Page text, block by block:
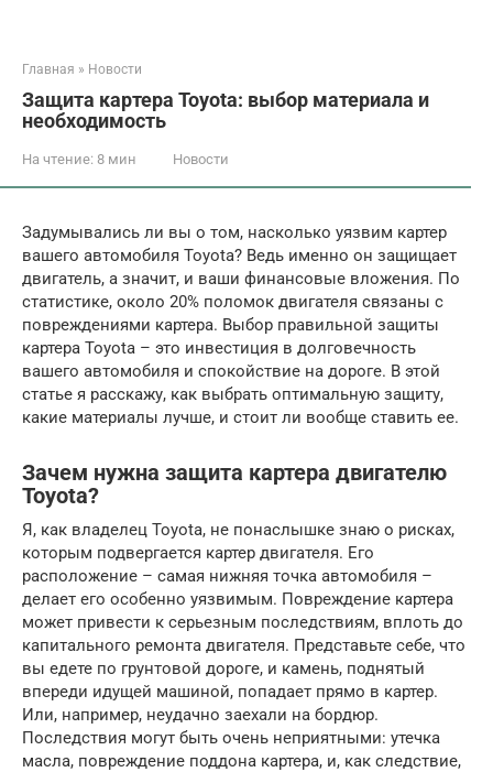
Главная » Новости
Защита картера Toyota: выбор материала и
необходимость
На чтение: 8 мин Новости
Задумывались ли вы о том, насколько уязвим картер
вашего автомобиля Toyota? Ведь именно он защищает
двигатель, а значит, и ваши финансовые вложения. По
статистике, около 20% поломок двигателя связаны с
повреждениями картера. Выбор правильной защиты
картера Toyota – это инвестиция в долговечность
вашего автомобиля и спокойствие на дороге. В этой
статье я расскажу, как выбрать оптимальную защиту,
какие материалы лучше, и стоит ли вообще ставить ее.
Зачем нужна защита картера двигателю
Toyota?
Я, как владелец Toyota, не понаслышке знаю о рисках,
которым подвергается картер двигателя. Его
расположение – самая нижняя точка автомобиля –
делает его особенно уязвимым. Повреждение картера
может привести к серьезным последствиям, вплоть до
капитального ремонта двигателя. Представьте себе, что
вы едете по грунтовой дороге, и камень, поднятый
впереди идущей машиной, попадает прямо в картер.
Или, например, неудачно заехали на бордюр.
Последствия могут быть очень неприятными: утечка
масла, повреждение поддона картера, и, как следствие,